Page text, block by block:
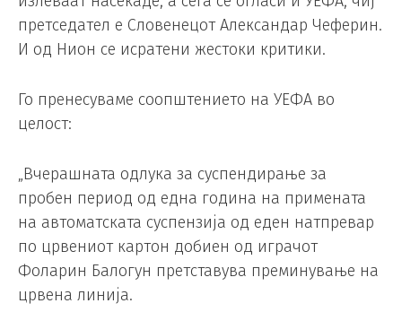
претседател е Словенецот Александар Чеферин.
И од Нион се исратени жестоки критики.
Го пренесуваме соопштението на УЕФА во
целост:
„Вчерашната одлука за суспендирање за
пробен период од една година на примената
на автоматската суспензија од еден натпревар
по црвениот картон добиен од играчот
Фоларин Балогун претставува преминување на
црвена линија.